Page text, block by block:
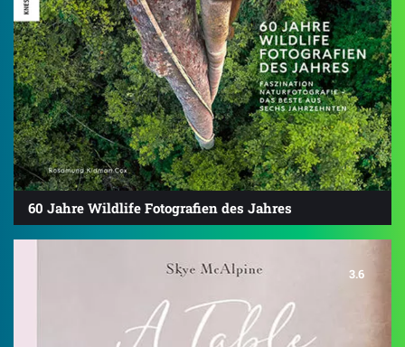
60 Jahre Wildlife Fotografien des Jahres
3.6